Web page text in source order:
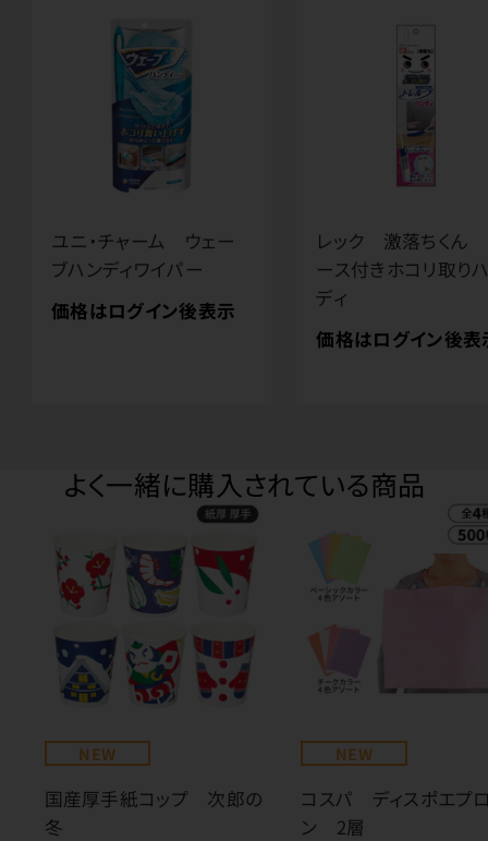
ユニ・チャーム ウェー
ブハンディワイパー
価格はログイン後表示
レック 激落ちくん
ース付きホコリ取り
ディ
価格はログイン後表
よく一緒に購入されている商品
NEW
国産厚手紙コップ 次郎の
冬
NEW
コスパ ディスポエプ
ン 2層